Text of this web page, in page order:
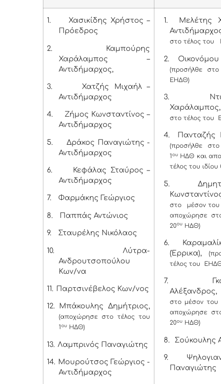
1.
Χασικίδης Χρήστος –
Πρόεδρος
2.
Καμπούρης
Χαράλαμπος –
Αντιδήμαρχος,
3.
Χατζής Μιχαήλ –
Αντιδήμαρχος
4.
Ζήμος Κωνσταντίνος –
Αντιδήμαρχος
5.
Δράκος Παναγιώτης -
Αντιδήμαρχος
6.
Κεφάλας Σταύρος –
Αντιδήμαρχος
7. Φαρμάκης Γεώργιος
8. Παππάς Αντώνιος
9. Σταυρέλης Νικόλαος
10.
Λύτρα-
Ανδρουτσοπούλου
Κων/να
11. Παρτσινέβελος Κων/νος
12. Μπάκουλης Δημήτριος,
(αποχώρησε στο τέλος του
1 ουΗΔΘ)
13. Λαμπρινός Παναγιώτης
14. Μουρούτσος Γεώργιος -
Αντιδήμαρχος
1.
Μελέτης
στο τέλος του
2. Οικονόμου
(προσήλθε
ΕΗΔΘ)
3.
Χαράλαμπος,
στο τέλος του
4. Πανταζής
(προσήλθε
1 ουΗΔΘ και
τέλος του ιδίου
5.
στο μέσον του
αποχώρησε
20ουΗΔΘ)
6.
(Έρρικα),
τέλος του
7.
στο μέσον του
αποχώρησε
20ουΗΔΘ)
8. Σούκουλης
9.
Παναγιώτης